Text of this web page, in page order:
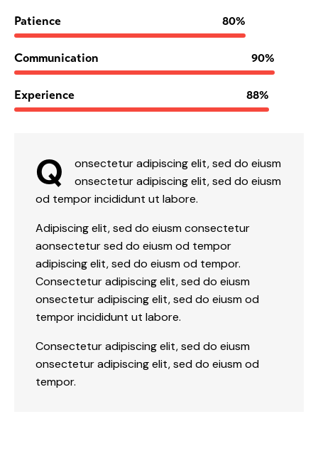
Patience 80%
Communication 90%
Experience 88%
Q
onsectetur adipiscing elit, sed do eiusm
onsectetur adipiscing elit, sed do eiusm
od tempor incididunt ut labore.
Adipiscing elit, sed do eiusm consectetur
aonsectetur sed do eiusm od tempor
adipiscing elit, sed do eiusm od tempor.
Consectetur adipiscing elit, sed do eiusm
onsectetur adipiscing elit, sed do eiusm od
tempor incididunt ut labore.
Consectetur adipiscing elit, sed do eiusm
onsectetur adipiscing elit, sed do eiusm od
tempor.